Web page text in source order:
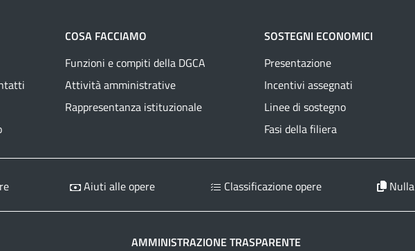
COSA FACCIAMO
Funzioni e compiti della DGCA
Attività amministrative
Rappresentanza istituzionale
SOSTEGNI ECONOMICI
Presentazione
Incentivi assegnati
Linee di sostegno
Fasi della filiera
Aiuti alle opere Classificazione opere
AMMINISTRAZIONE TRASPARENTE